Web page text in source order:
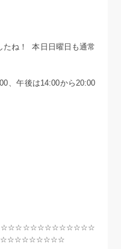
たね！ 本日日曜日も通常
、午後は14:00から20:00